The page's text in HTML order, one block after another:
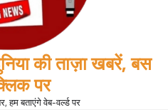
की ताज़ा खबरें, बस
पर
बताएंगे वेब-वर्ल्ड पर